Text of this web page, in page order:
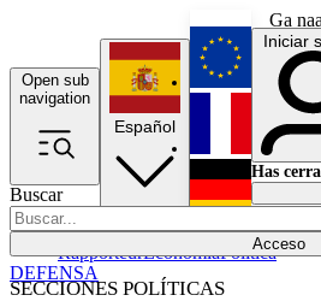
Ga
Open sub
navigation
Buscar
Acceso
SECCIONES POLÍTICAS
RapporteurEconomíaPolítica
Español
English
Français
Iniciar
Has
DEFENSA